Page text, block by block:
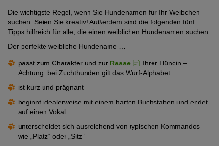
Die wichtigste Regel, wenn Sie Hundenamen für Ihr Weibchen
suchen: Seien Sie kreativ! Außerdem sind die folgenden fünf
Tipps hilfreich für alle, die einen weiblichen Hundenamen suchen.
Der perfekte weibliche Hundename …
passt zum Charakter und zur Rasse
Ihrer Hündin –
Achtung: bei Zuchthunden gilt das Wurf-Alphabet
ist kurz und prägnant
beginnt idealerweise mit einem harten Buchstaben und endet
auf einen Vokal
unterscheidet sich ausreichend von typischen Kommandos
wie „Platz“ oder „Sitz”